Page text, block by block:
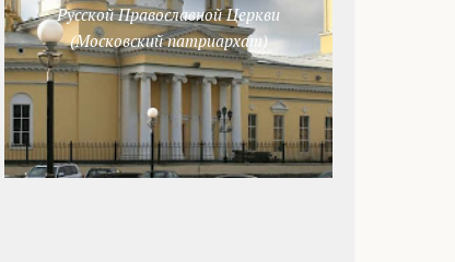
Русской Православной Церкви
(Московский патриархат)